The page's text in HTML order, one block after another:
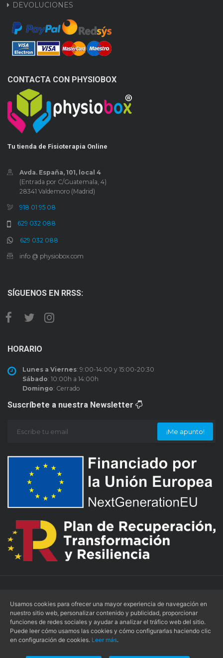
DEVOLUCIONES
CONTACTA CON PHYSIOBOX
Tu tienda de Fisioterapia Online
Avda. España, 101, local 4
(Entrada por C/Guatemala, 4)
28341 Valdemoro (Madrid)
918 01 95 08
629 032 088
629 032 088
info @ physiobox.com
SÍGUENOS EN RRSS:
HORARIO
Lunes a Viernes: 9:00-14:00 y 15:00-20:30
Sábado: 10:00h a 14:00h
Domingo: Cerrado
Suscríbete a nuestra Newsletter
¡Me apunto!
Política de Privacidad | Política de Cookies
Tienda online creada por
Alvasolution, SL
© 2026 -PHYSIOBOX- Todos los derechos reservados.
Usamos cookies para ofrecer una mayor experiencia de navegación en
nuestro sitio web, personalizar contenido y publicidad, proporcionar
funciones de redes sociales y ayudar a analizar el tráfico web del sitio.
Puede leer cómo usamos las cookies y cómo configurarlas haciendo clic
en configuración de cookies. Leer más.